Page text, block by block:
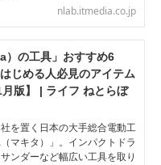
nlab.itmedia.co.jp
）の工具」おすすめ6
じめる人必見のアイテム
版】 | ライフ ねとらぼ
を置く日本の大手総合電動工
マキタ）」。インパクトドラ
ンダーなど幅広い工具を取り